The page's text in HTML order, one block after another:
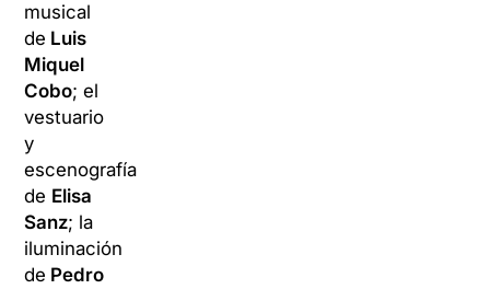
musical
de Luis
Miquel
Cobo; el
vestuario
y
escenografía
de Elisa
Sanz; la
iluminación
de Pedro